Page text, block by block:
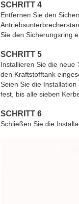
SCHRITT 4
Entfernen Sie den
Sie den Sicherungsring
SCHRITT 5
Installieren Sie die neue
den Kraftstofftank
Seien Sie die
fest, bis alle sieben
SCHRITT 6
Schließen Sie die